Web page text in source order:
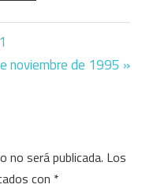
noviembre de 1995
no será publicada. Los
con *